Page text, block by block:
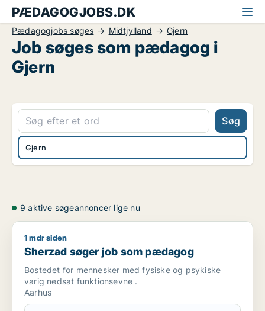
PÆDAGOGJOBS.DK
Pædagogjobs søges Midtjylland Gjern
Job søges som pædagog i
Gjern
Søg
Gjern
9 aktive søgeannoncer lige nu
Sherzad søger job som pædagog
1 mdr siden
Sherzad søger job som pædagog
Bostedet for mennesker med fysiske og psykiske
varig nedsat funktionsevne .
Aarhus